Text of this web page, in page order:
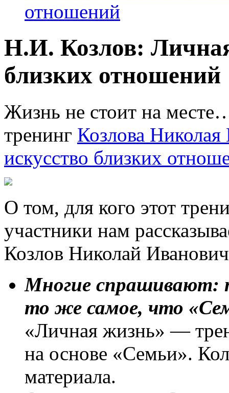
отношений
Н.И. Козлов:
близких отношений
Жизнь не стоит на
тренинг Козлова Николая
искусство близких
О том, для кого этот
участники нам
Козлов Николай
Многие спрашивают:
то же самое, что
«Личная жизнь» —
на основе «Семьи».
материала.